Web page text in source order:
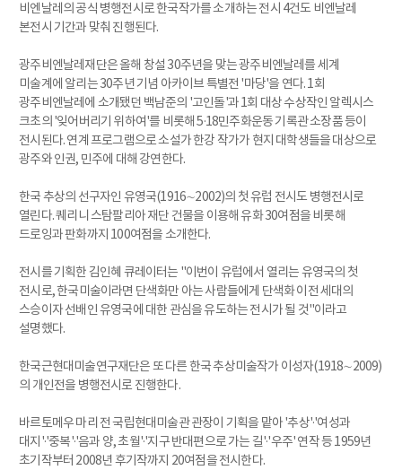
비엔날레의 공식 병행전시로 한국작가를 소개하는 전시 4건도 비엔날레
본전시 기간과 맞춰 진행된다.
광주비엔날레재단은 올해 창설 30주년을 맞는 광주비엔날레를 세계
미술계에 알리는 30주년 기념 아카이브 특별전 '마당'을 연다. 1회
광주비엔날레에 소개됐던 백남준의 '고인돌'과 1회 대상 수상작인 알렉시스
크초의 '잊어버리기 위하여'를 비롯해 5·18민주화운동 기록관 소장품 등이
전시된다. 연계 프로그램으로 소설가 한강 작가가 현지 대학생들을 대상으로
광주와 인권, 민주에 대해 강연한다.
한국 추상의 선구자인 유영국(1916∼2002)의 첫 유럽 전시도 병행전시로
열린다. 퀘리니 스탐팔리아 재단 건물을 이용해 유화 30여점을 비롯해
드로잉과 판화까지 100여점을 소개한다.
전시를 기획한 김인혜 큐레이터는 "이번이 유럽에서 열리는 유영국의 첫
전시로, 한국미술이라면 단색화만 아는 사람들에게 단색화 이전 세대의
스승이자 선배인 유영국에 대한 관심을 유도하는 전시가 될 것"이라고
설명했다.
한국근현대미술연구재단은 또 다른 한국 추상미술작가 이성자(1918∼2009)
의 개인전을 병행전시로 진행한다.
바르토메우 마리 전 국립현대미술관 관장이 기획을 맡아 '추상'·'여성과
대지'·'중복'·'음과 양, 초월'·'지구 반대편으로 가는 길'·'우주' 연작 등 1959년
초기작부터 2008년 후기작까지 20여점을 전시한다.